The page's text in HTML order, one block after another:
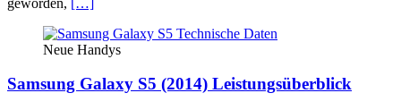
Neue Handys
Samsung Galaxy S5 (2014) Leistungsüberblick